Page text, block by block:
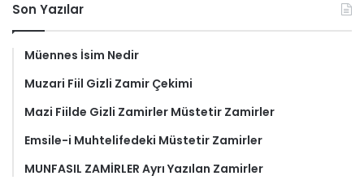
Son Yazılar
Müennes İsim Nedir
Muzari Fiil Gizli Zamir Çekimi
Mazi Fiilde Gizli Zamirler Müstetir Zamirler
Emsile-i Muhtelifedeki Müstetir Zamirler
MUNFASIL ZAMİRLER Ayrı Yazılan Zamirler